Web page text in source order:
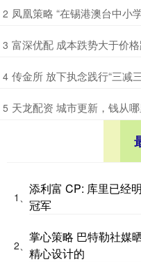
2 凤凰策略 “在锡港澳台中小
3 富深优配 成本跌势大于价
4 传金所 放下执念践行“三减
5 天龙配资 城市更新，钱从哪
1、
添利富 CP: 库里已经
冠军
2、
掌心策略 巴特勒社媒
精心设计的